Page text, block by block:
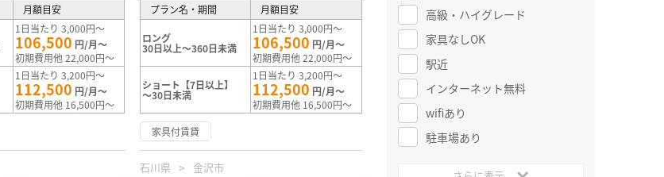
月額目安
1日当たり 3,000円～
106,500 円/月～
初期費用他 22,000円～
1日当たり 3,200円～
112,500 円/月～
初期費用他 16,500円～
プラン名・期間 月額目安
ロング
30日以上～360日未満
1日当たり 3,000円～
106,500 円/月～
初期費用他 22,000円～
ショート【7日以上】
～30日未満
1日当たり 3,200円～
112,500 円/月～
初期費用他 16,500円～
家具付賃貸
石川県 金沢市
高級・ハイグレード
家具なしOK
駅近
インターネット無料
wifiあり
駐車場あり